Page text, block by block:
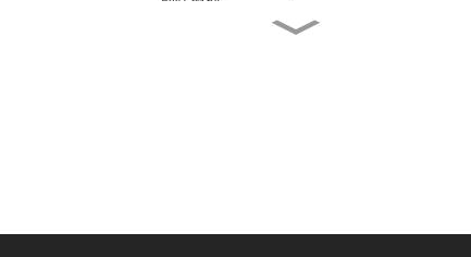
創新材料 × 創新應用 |